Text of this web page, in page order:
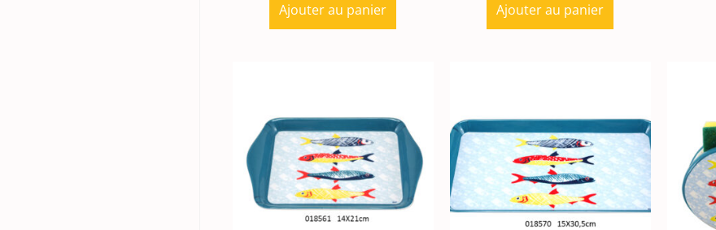
Ajouter au panier Ajouter au panier